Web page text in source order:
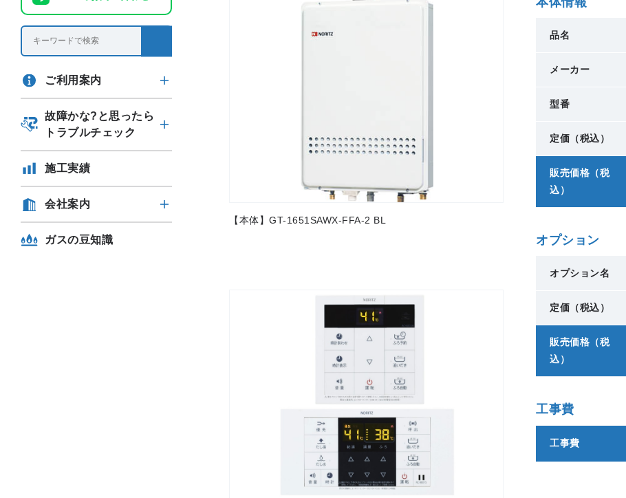
ご利用案内
故障かな?と思ったら
トラブルチェック
施工実績
会社案内
ガスの豆知識
【本体】GT-1651SAWX-FFA-2 BL
品名
メーカー
型番
定価（税込）
販売価格（税
込）
オプション
オプション名
定価（税込）
販売価格（税
込）
工事費
工事費